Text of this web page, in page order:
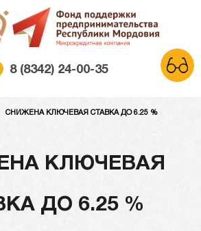
8 (8342) 24-00-35
A A
Белая схема Черная схема
СНИЖЕНА КЛЮЧЕВАЯ СТАВКА ДО 6.25 %
КЛЮЧЕВАЯ
ДО 6.25 %